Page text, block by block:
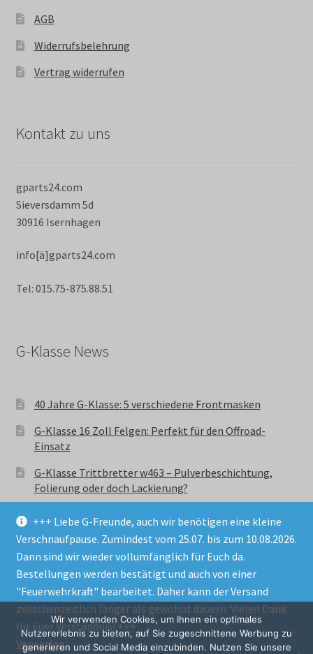
+++ Liebe G-Freunde, auch wir benötigen eine kleine
Verschnaufpause. Zumindest vom 25.07. bis zum 10.08.2026.
Dann sind wir wieder vollumfänglich für Euch da.
Bestellungen werden bestätigt und auch von einer
"Feuerwehrkraft" bearbeitet. Daher kann der Versand
zwischenzeitlich länger als gewohnt dauern. Vielen Dank
für Euer Verständnis! +++
Verwerfen
AGB
Widerrufsbelehrung
Vertrag widerrufen
Kontakt zu uns
gparts24.com
Sieversdamm 5d
30916 Isernhagen
info[ä]gparts24.com
Tel: 015.75-875.88.51
G-Klasse News
40 Jahre G-Klasse: 5 verschiedene Frontmasken
G-Klasse 16 Zoll Felgen: Perfekt für den Offroad-
Einsatz
G-Klasse Trittbretter w463 – Pulverbeschichtung,
Folierung oder doch Lackierung?
© GParts24 - G-Klasse w463 Trittbretter, Felgen,
Ersatzteile & Zubebehör.
Datenschutzerklärung
Alle Preise inkl. der gesetzlichen MwSt.
Wir verwenden Cookies, um Ihnen ein optimales
Nutzererlebnis zu bieten, auf Sie zugeschnittene Werbung zu
generieren und Social Media einzubinden. Nutzen Sie unsere